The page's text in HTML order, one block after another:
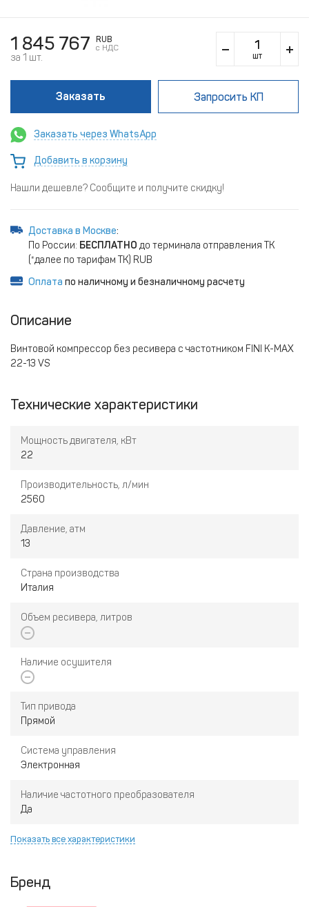
1 845 767
RUB
c НДС
за 1 шт. шт
Заказать Запросить КП
Заказать через WhatsApp
Добавить в корзину
Нашли дешевле? Сообщите и получите скидку!
Доставка в Москве:
По России: БЕСПЛАТНО до терминала отправления ТК
(*далее по тарифам ТК) RUB
Оплата по наличному и безналичному расчету
Описание
Винтовой компрессор без ресивера с частотником FINI K-MAX
22-13 VS
Технические характеристики
Мощность двигателя, кВт
22
Производительность, л/мин
2560
Давление, атм
13
Страна производства
Италия
Объем ресивера, литров
Наличие осушителя
Тип привода
Прямой
Система управления
Электронная
Наличие частотного преобразователя
Да
Показать все характеристики
Бренд